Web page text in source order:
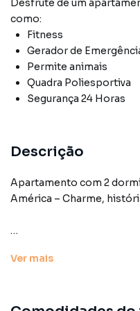
Desfrute de um
como:
Fitness
Gerador de
Permite animais
Quadra Poliesportiva
Segurança 24 Horas
Descrição
Apartamento com 2
América – Charme,
icônicas da cidade, este
Ver mais